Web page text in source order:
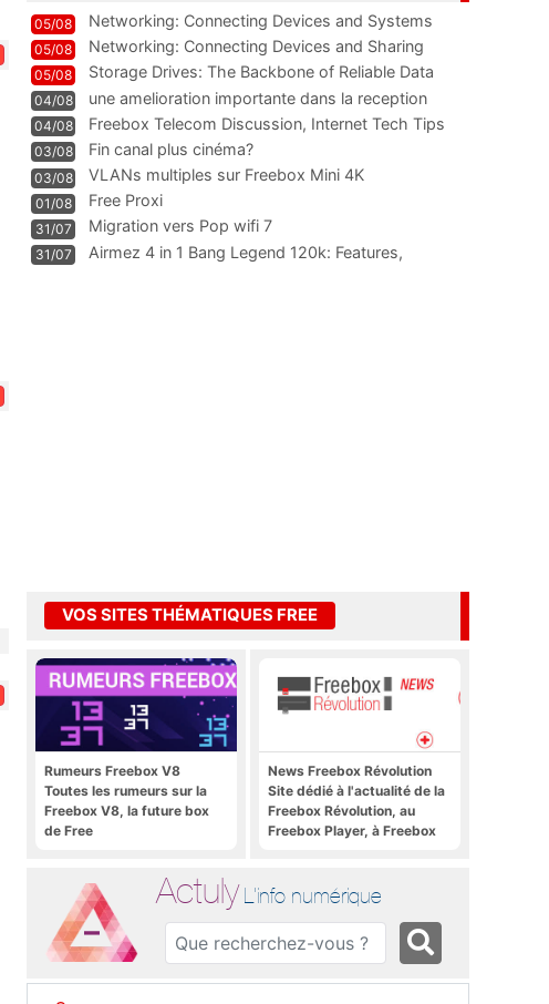
05/08 Networking: Connecting Devices and Systems
05/08
Networking: Connecting Devices and Sharing
Information
05/08
Storage Drives: The Backbone of Reliable Data
Management
04/08
une amelioration importante dans la reception
WIFI
04/08
Freebox Telecom Discussion, Internet Tech Tips
Communi
03/08 Fin canal plus cinéma?
03/08 VLANs multiples sur Freebox Mini 4K
01/08 Free Proxi
31/07 Migration vers Pop wifi 7
31/07
Airmez 4 in 1 Bang Legend 120k: Features,
VOS SITES THÉMATIQUES FREE
Rumeurs Freebox V8
Toutes les rumeurs sur la
Freebox V8, la future box
de Free
News Freebox Révolution
Site dédié à l'actualité de la
Freebox Révolution, au
Freebox Player, à Freebox
Actuly L'info numérique